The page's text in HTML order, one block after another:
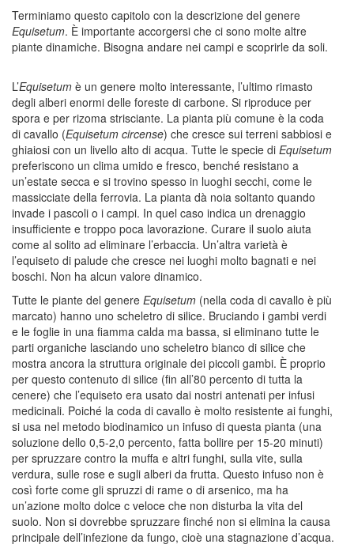
Terminiamo questo capitolo con la descrizione del genere
Equisetum. È importante accorgersi che ci sono molte altre
piante dinamiche. Bisogna andare nei campi e scoprirle da soli.
L’Equisetum è un genere molto interessante, l’ultimo rimasto
degli alberi enormi delle foreste di carbone. Si riproduce per
spora e per rizoma strisciante. La pianta più comune è la coda
di cavallo (Equisetum circense) che cresce sui terreni sabbiosi e
ghiaiosi con un livello alto di acqua. Tutte le specie di Equisetum
preferiscono un clima umido e fresco, benché resistano a
un’estate secca e si trovino spesso in luoghi secchi, come le
massicciate della ferrovia. La pianta dà noia soltanto quando
invade i pascoli o i campi. In quel caso indica un drenaggio
insufficiente e troppo poca lavorazione. Curare il suolo aiuta
come al solito ad eliminare l’erbaccia. Un’altra varietà è
l’equiseto di palude che cresce nei luoghi molto bagnati e nei
boschi. Non ha alcun valore dinamico.
Tutte le piante del genere Equisetum (nella coda di cavallo è più
marcato) hanno uno scheletro di silice. Bruciando i gambi verdi
e le foglie in una fiamma calda ma bassa, si eliminano tutte le
parti organiche lasciando uno scheletro bianco di silice che
mostra ancora la struttura originale dei piccoli gambi. È proprio
per questo contenuto di silice (fin all’80 percento di tutta la
cenere) che l’equiseto era usato dai nostri antenati per infusi
medicinali. Poiché la coda di cavallo è molto resistente ai funghi,
si usa nel metodo biodinamico un infuso di questa pianta (una
soluzione dello 0,5-2,0 percento, fatta bollire per 15-20 minuti)
per spruzzare contro la muffa e altri funghi, sulla vite, sulla
verdura, sulle rose e sugli alberi da frutta. Questo infuso non è
così forte come gli spruzzi di rame o di arsenico, ma ha
un’azione molto dolce c veloce che non disturba la vita del
suolo. Non si dovrebbe spruzzare finché non si elimina la causa
principale dell’infezione da fungo, cioè una stagnazione d’acqua.